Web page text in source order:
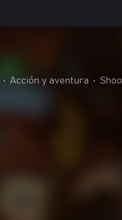
• Acción y aventura •